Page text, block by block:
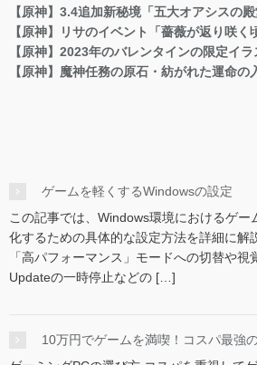
【原神】3.4追加新秘境「五大オアシスの
【原神】リサのイベント「薔薇が返り咲く
【原神】2023年のバレンタインの限定イラ
【原神】魔神任務の原石・紡がれた運命の
ゲームを軽くするWindowsの設定
この記事では、Windows環境におけるゲー
化するための具体的な設定方法を詳細に解
「高パフォーマンス」モードへの切替や
Updateの一時停止などの […]
10万円でゲームを満喫！コスパ最強